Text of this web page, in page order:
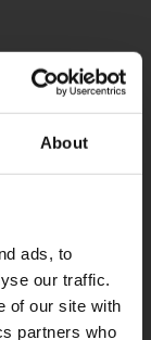
About
ads, to
our traffic.
of our site with
partners who
）